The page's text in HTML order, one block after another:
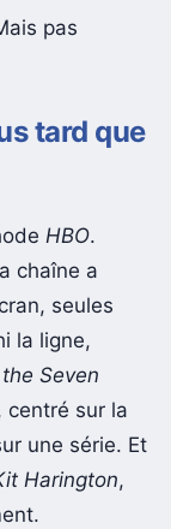
pas
tard que
HBO.
chaîne a
seules
la ligne,
Seven
centré sur la
une série. Et
Harington,